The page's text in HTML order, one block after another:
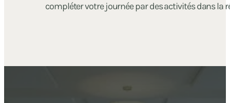
compléter votre journée par des activités dans la